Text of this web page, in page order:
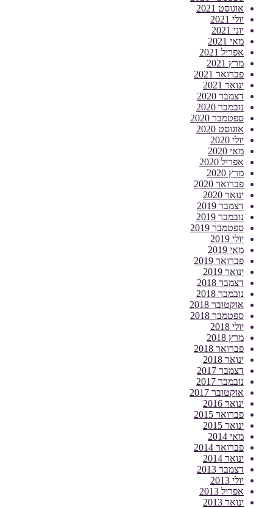
אוגוסט 2021
יולי 2021
יוני 2021
מאי 2021
אפריל 2021
מרץ 2021
פברואר 2021
ינואר 2021
דצמבר 2020
נובמבר 2020
ספטמבר 2020
אוגוסט 2020
יולי 2020
מאי 2020
אפריל 2020
מרץ 2020
פברואר 2020
ינואר 2020
דצמבר 2019
נובמבר 2019
ספטמבר 2019
יולי 2019
מאי 2019
פברואר 2019
ינואר 2019
דצמבר 2018
נובמבר 2018
אוקטובר 2018
ספטמבר 2018
יולי 2018
מרץ 2018
פברואר 2018
ינואר 2018
דצמבר 2017
נובמבר 2017
אוקטובר 2017
ינואר 2016
פברואר 2015
ינואר 2015
מאי 2014
פברואר 2014
ינואר 2014
דצמבר 2013
יולי 2013
אפריל 2013
ינואר 2013